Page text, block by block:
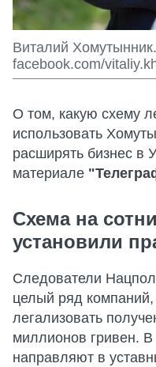
Виталий
facebook.com/
О том, какую схему
использовать
расширять бизнес в
материале
Схема на
установили
Следователи
целый ряд
легализовать
миллионов гривен. В
направляют в